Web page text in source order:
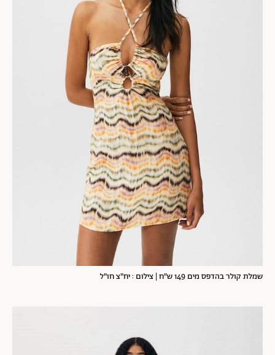
שמלת קולר בהדפס מים 149 ש"ח | צילום : יח"צ חו"ל